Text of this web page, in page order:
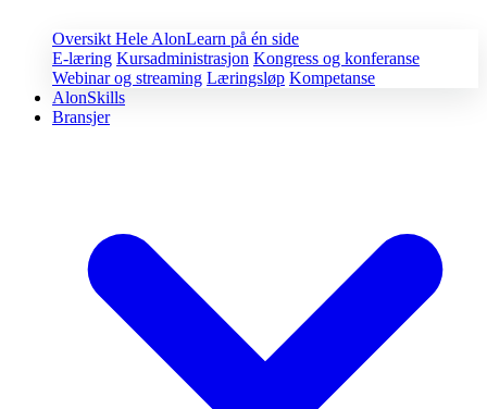
Oversikt Hele AlonLearn på én side
E-læring Kursadministrasjon Kongress og konferanse
Webinar og streaming Læringsløp Kompetanse
AlonSkills
Bransjer